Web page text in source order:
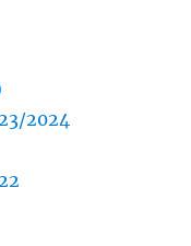
2024